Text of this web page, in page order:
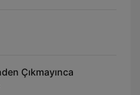
Çıkmayınca